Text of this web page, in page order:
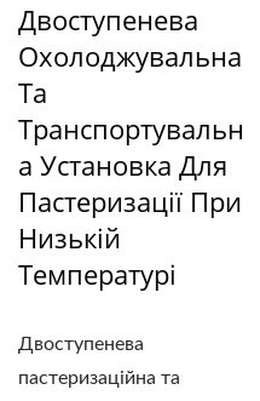
Двоступенева
Охолоджувальна
Та
Транспортувальн
А Установка Для
Пастеризації При
Низькій
Температурі
Двоступенева
пастеризаційна та